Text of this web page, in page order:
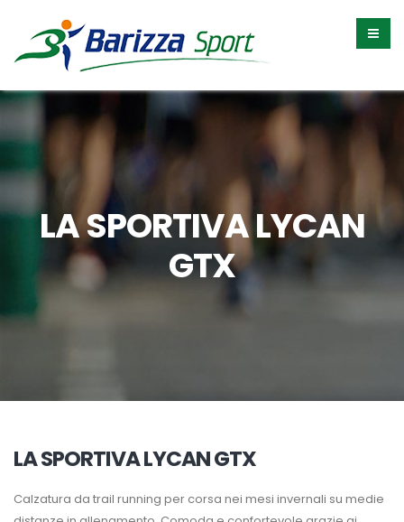
LA SPORTIVA LYCAN
GTX
LA SPORTIVA LYCAN GTX
Calzatura da trail running per corsa nei mesi invernali su medie